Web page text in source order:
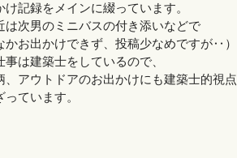
け記録をメインに綴っています。
は次男のミニバスの付き添いなどで
かお出かけできず、投稿少なめですが‥）
事は建築士をしているので、
、アウトドアのお出かけにも建築士的視点
っています。